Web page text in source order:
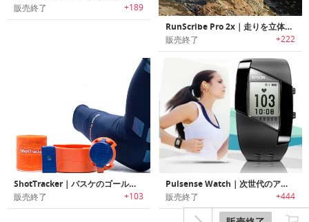
販売終了
+189
RunScribe Pro 2x｜走りを立体的に解析するアスリート向けウェアラブル
販売終了 +222
ShotTracker｜バスケのゴール数をカウントするスマートデバイス ショットトラッカー
販売終了 +103
Pulsense Watch｜次世代のアクティビティモニタウォッチ
販売終了 +444